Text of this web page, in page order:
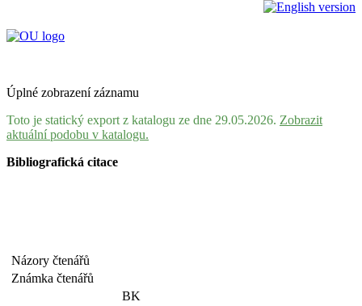
Úplné zobrazení záznamu
Toto je statický export z katalogu ze dne 29.05.2026. Zobrazit
aktuální podobu v katalogu.
Bibliografická citace
Názory čtenářů
Známka čtenářů
BK